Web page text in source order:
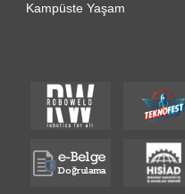
Kampüste Yaşam